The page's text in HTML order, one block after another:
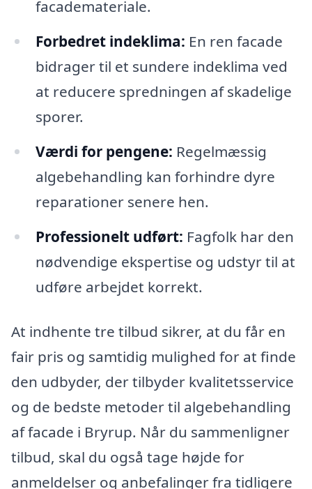
facademateriale.
Forbedret indeklima: En ren facade
bidrager til et sundere indeklima ved
at reducere spredningen af skadelige
sporer.
Værdi for pengene: Regelmæssig
algebehandling kan forhindre dyre
reparationer senere hen.
Professionelt udført: Fagfolk har den
nødvendige ekspertise og udstyr til at
udføre arbejdet korrekt.
At indhente tre tilbud sikrer, at du får en
fair pris og samtidig mulighed for at finde
den udbyder, der tilbyder kvalitetsservice
og de bedste metoder til algebehandling
af facade i Bryrup. Når du sammenligner
tilbud, skal du også tage højde for
anmeldelser og anbefalinger fra tidligere